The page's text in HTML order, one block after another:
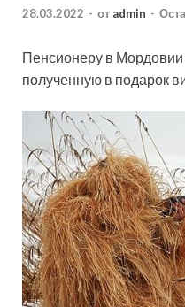
28.03.2022 - от admin -
Пенсионеру в Мордовии
полученную в подарок